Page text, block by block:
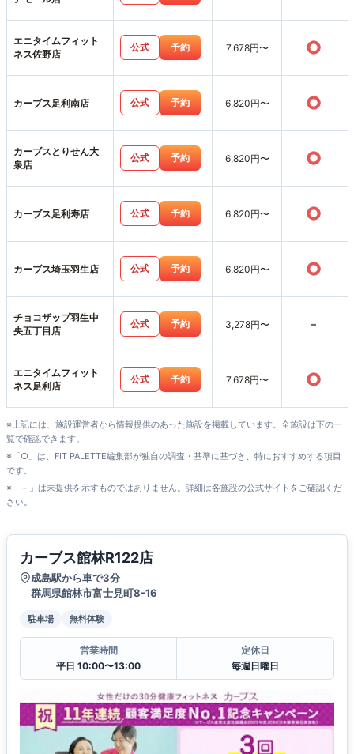
エニタイムフィット
ネス佐野店
公式 予約 7,678円〜 ○
カーブス足利南店 公式 予約 6,820円〜 ○
カーブスとりせん大
泉店
公式 予約 6,820円〜 ○
カーブス足利寿店 公式 予約 6,820円〜 ○
カーブス埼玉羽生店 公式 予約 6,820円〜 ○
チョコザップ羽生中
央五丁目店
公式 予約 3,278円〜 -
エニタイムフィット
ネス足利店
公式 予約 7,678円〜 ○
※上記には、施設運営者から情報提供のあった施設を掲載しています。全施設は下の一
覧で確認できます。
※「○」は、FIT PALETTE編集部が独自の調査・基準に基づき、特におすすめする項目
です。
※「－」は未提供を示すものではありません。詳細は各施設の公式サイトをご確認くだ
さい。
カーブス館林R122店
成島駅から車で3分
群馬県館林市富士見町8-16
駐車場 無料体験
営業時間
平日 10:00〜13:00
定休日
毎週日曜日